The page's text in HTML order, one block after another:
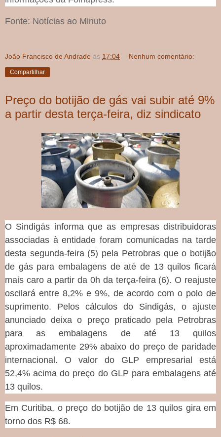
Fonte: Notícias ao Minuto
João Francisco de Andrade às 17:04 Nenhum comentário:
Compartilhar
Preço do botijão de gás vai subir até 9%
a partir desta terça-feira, diz sindicato
O Sindigás informa que as empresas distribuidoras
associadas à entidade foram comunicadas na tarde
desta segunda-feira (5) pela Petrobras que o botijão
de gás para embalagens de até de 13 quilos ficará
mais caro a partir da 0h da terça-feira (6). O reajuste
oscilará entre 8,2% e 9%, de acordo com o polo de
suprimento. Pelos cálculos do Sindigás, o ajuste
anunciado deixa o preço praticado pela Petrobras
para as embalagens de até 13 quilos
aproximadamente 29% abaixo do preço de paridade
internacional. O valor do GLP empresarial está
52,4% acima do preço do GLP para embalagens até
13 quilos.
Em Curitiba, o preço do botijão de 13 quilos gira em
torno dos R$ 68.